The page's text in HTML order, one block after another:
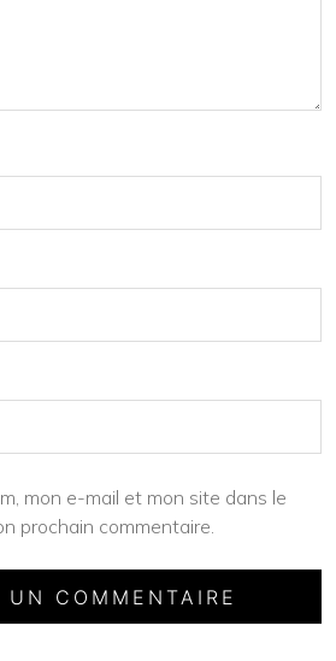
mon e-mail et mon site dans le
prochain commentaire.